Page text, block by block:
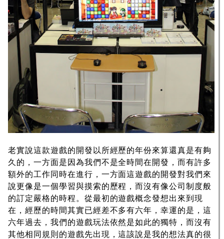
老實說這款遊戲的開發以所經歷的年份來算還真是有夠
久的，一方面是因為我們不是全時間在開發，而有許多
額外的工作同時在進行，一方面這遊戲的開發對我們來
說更像是一個學習與摸索的歷程，而沒有像公司制度般
的訂定嚴格的時程。從最初的遊戲概念發想出來到現
在，經歷的時間其實已經差不多有六年，幸運的是，這
六年過去，我們的遊戲玩法依然是如此的獨特，而沒有
其他相同規則的遊戲先出現，這該說是我的想法真的很